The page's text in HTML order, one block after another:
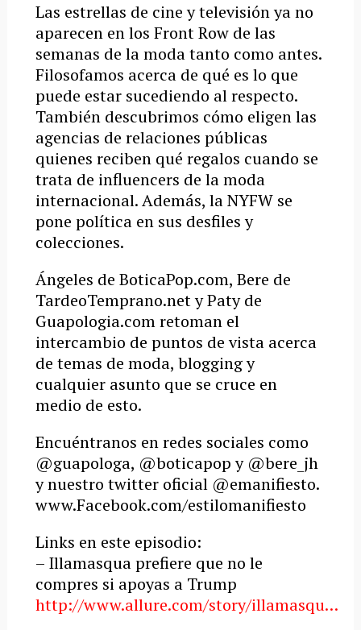
Las estrellas de cine y televisión ya no
aparecen en los Front Row de las
semanas de la moda tanto como antes.
Filosofamos acerca de qué es lo que
puede estar sucediendo al respecto.
También descubrimos cómo eligen las
agencias de relaciones públicas
quienes reciben qué regalos cuando se
trata de influencers de la moda
internacional. Además, la NYFW se
pone política en sus desfiles y
colecciones.
Ángeles de BoticaPop.com, Bere de
TardeoTemprano.net y Paty de
Guapologia.com retoman el
intercambio de puntos de vista acerca
de temas de moda, blogging y
cualquier asunto que se cruce en
medio de esto.
Encuéntranos en redes sociales como
@guapologa, @boticapop y @bere_jh
y nuestro twitter oficial @emanifiesto.
www.Facebook.com/estilomanifiesto
Links en este episodio:
– Illamasqua prefiere que no le
compres si apoyas a Trump
http://www.allure.com/story/illamasqu…